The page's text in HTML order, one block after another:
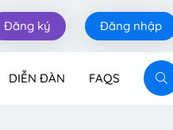
Đăng ký Đăng nhập
DIỄN ĐÀN FAQS